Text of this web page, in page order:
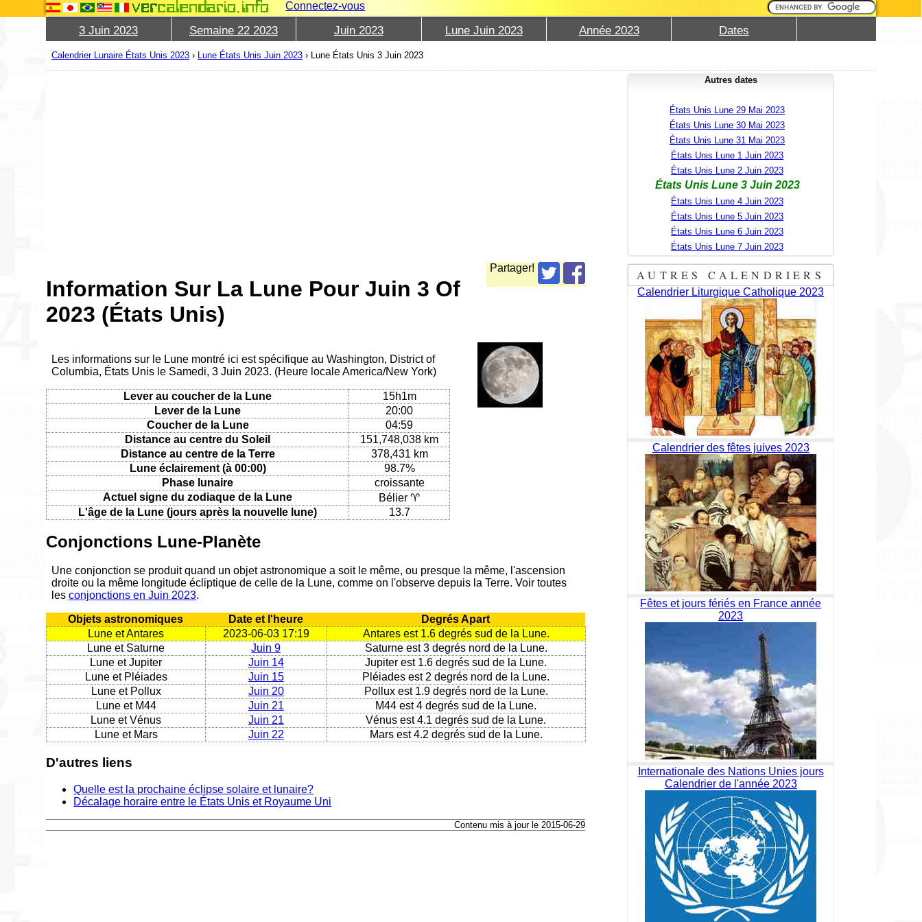
Connectez-vous
3 Juin 2023 Semaine 22 2023 Juin 2023 Lune Juin 2023 Année 2023 Dates
Calendrier Lunaire États Unis 2023 › Lune États Unis Juin 2023 › Lune États Unis 3 Juin 2023
Partager!
Information Sur La Lune Pour Juin 3 Of
2023 (États Unis)
Les informations sur le Lune montré ici est spécifique au Washington, District of
Columbia, États Unis le Samedi, 3 Juin 2023. (Heure locale America/New York)
Lever au coucher de la Lune
15h1m
Lever de la Lune
20:00
Coucher de la Lune
04:59
Distance au centre du Soleil
151,748,038 km
Distance au centre de la Terre
378,431 km
Lune éclairement (à 00:00)
98.7%
Phase lunaire
croissante
Actuel signe du zodiaque de la Lune
Bélier ♈
L'âge de la Lune (jours après la nouvelle lune)
13.7
Conjonctions Lune-Planète
Une conjonction se produit quand un objet astronomique a soit le même, ou presque la même, l'ascension
droite ou la même longitude écliptique de celle de la Lune, comme on l'observe depuis la Terre. Voir toutes
lesconjonctions en Juin 2023.
Objets astronomiques Date et l'heure
Degrés Apart
Lune et Antares
2023-06-03 17:19
Antares est 1.6 degrés sud de la Lune.
Lune et Saturne
Juin 9
Saturne est 3 degrés nord de la Lune.
Lune et Jupiter
Juin 14
Jupiter est 1.6 degrés sud de la Lune.
Lune et Pléiades
Juin 15
Pléiades est 2 degrés nord de la Lune.
Lune et Pollux
Juin 20
Pollux est 1.9 degrés nord de la Lune.
Lune et M44
Juin 21
M44 est 4 degrés sud de la Lune.
Lune et Vénus
Juin 21
Vénus est 4.1 degrés sud de la Lune.
Lune et Mars
Juin 22 Mars est 4.2 degrés sud de la Lune.
D'autres liens
Quelle est la prochaine éclipse solaire et lunaire?
Décalage horaire entre le États Unis et Royaume Uni
Contenu mis à jour le 2015-06-29
Autres dates
États Unis Lune 29 Mai 2023
États Unis Lune 30 Mai 2023
États Unis Lune 31 Mai 2023
États Unis Lune 1 Juin 2023
États Unis Lune 2 Juin 2023
États Unis Lune 3 Juin 2023
États Unis Lune 4 Juin 2023
États Unis Lune 5 Juin 2023
États Unis Lune 6 Juin 2023
États Unis Lune 7 Juin 2023
AUTRES CALENDRIERS
Calendrier Liturgique Catholique 2023
Calendrier des fêtes juives 2023
Fêtes et jours fériés en France année
2023
Internationale des Nations Unies jours
Calendrier de l'année 2023